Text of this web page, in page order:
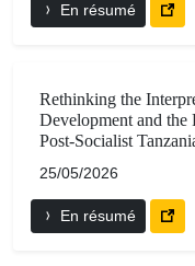
En résumé
Rethinking the
Development and
Post-Socialist
25/05/2026
En résumé